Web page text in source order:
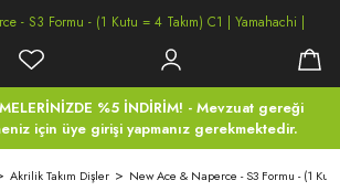
%5 İNDİRİM! - Mevzuat gereği
için üye girişi yapmanız gerekmektedir.
Akrilik Takım Dişler New Ace & Naperce - S3 Formu - (1 Kutu